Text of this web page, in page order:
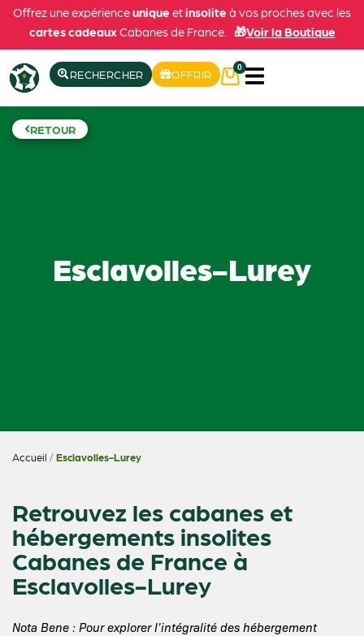
Offrez une expérienceunique etinsolite à vos proches avec les
cartes cadeauxCabanes de France. 🎁Voir la Boutique
RECHERCHER OFFRIR
0
RETOUR
Esclavolles-Lurey
Accueil /Esclavolles-Lurey
Retrouvez les cabanes et
hébergements insolites
Cabanes de France à
Esclavolles-Lurey
Nota Bene : Pour explorer l’intégralité des hébergement